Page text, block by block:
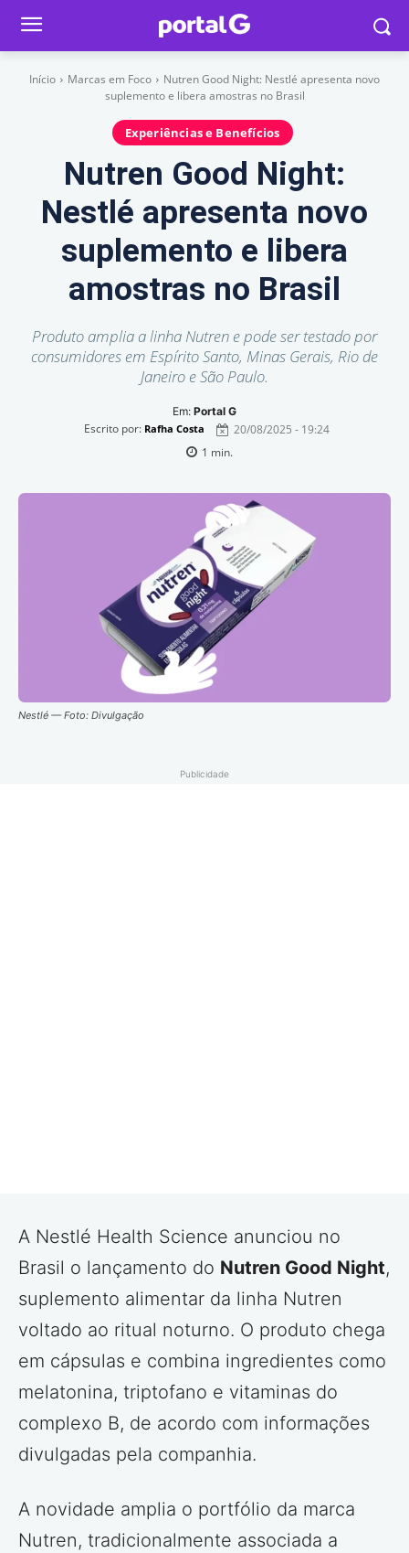
Início Marcas em Foco
Nutren Good Night: Nestlé apresenta novo
suplemento e libera amostras no Brasil
Experiências e Benefícios
Nutren Good Night:
Nestlé apresenta novo
suplemento e libera
amostras no Brasil
Produto amplia a linha Nutren e pode ser testado por
consumidores em Espírito Santo, Minas Gerais, Rio de
Janeiro e São Paulo.
Em: Portal G
Escrito por: Rafha Costa
20/08/2025 - 19:24
1 min.
Nestlé — Foto: Divulgação
Publicidade
A Nestlé Health Science anunciou no
Brasil o lançamento do Nutren Good Night,
suplemento alimentar da linha Nutren
voltado ao ritual noturno. O produto chega
em cápsulas e combina ingredientes como
melatonina, triptofano e vitaminas do
complexo B, de acordo com informações
divulgadas pela companhia.
A novidade amplia o portfólio da marca
Nutren, tradicionalmente associada a